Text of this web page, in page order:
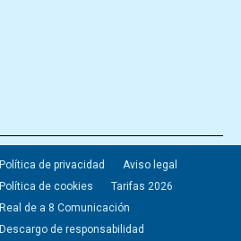
Política de privacidad
Aviso legal
Política de cookies
Tarifas 2026
Real de a 8 Comunicación
Descargo de responsabilidad